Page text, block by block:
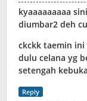
kyaaaaaaaaa
diumbar2 deh
ckckk taemin ini
dulu celana yg
setengah
Reply